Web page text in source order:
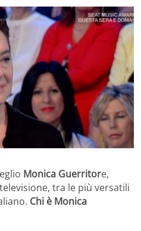
Monica Guerritore,
tra le più versatili
Chi è Monica